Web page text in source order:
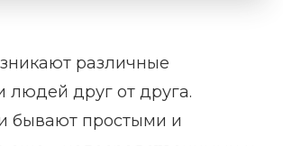
различные
людей друг от друга.
бывают простыми и